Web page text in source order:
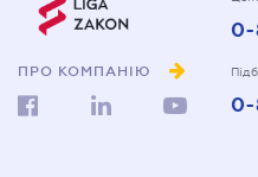
ПРО КОМПАНІЮ
0-
0-